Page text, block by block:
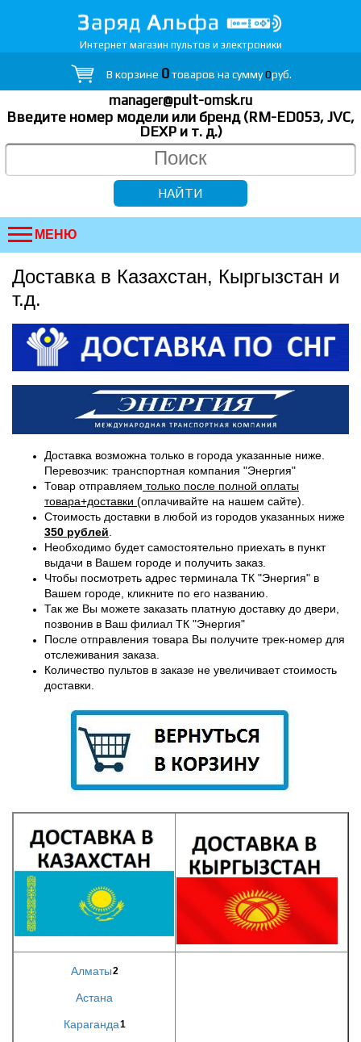
Интернет магазин пультов и электроники
В корзине 0товаров на сумму0руб.
manager@pult-omsk.ru
Введите номер модели или бренд (RM-ED053, JVC,
DEXP и т. д.)
МЕНЮ
Доставка в Казахстан, Кыргызстан и
т.д.
Доставка возможна только в города указанные ниже.
Перевозчик: транспортная компания "Энергия"
Товар отправляем только после полной оплаты
товара+доставки (оплачивайте на нашем сайте).
Стоимость доставки в любой из городов указанных ниже
350 рублей
Необходимо будет самостоятельно приехать в пункт
выдачи в Вашем городе и получить заказ.
Чтобы посмотреть адрес терминала ТК "Энергия" в
Вашем городе, кликните по его названию.
Так же Вы можете заказать платную доставку до двери,
позвонив в Ваш филиал ТК "Энергия"
После отправления товара Вы получите трек-номер для
отслеживания заказа.
Количество пультов в заказе не увеличивает стоимость
доставки.
Алматы2
Астана
Караганда1